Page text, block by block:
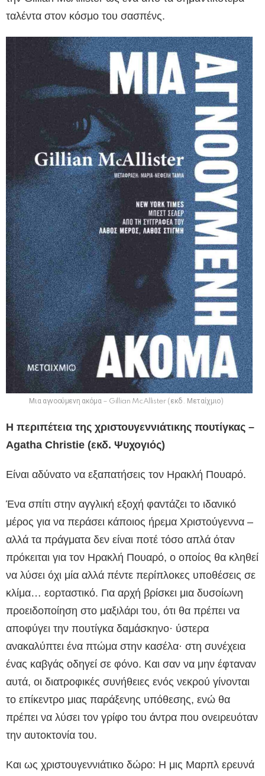
ταλέντα στον κόσμο του σασπένς.
Μια αγνοούμενη ακόμα – Gillian McAllister (εκδ. Μεταίχμιο)
Η περιπέτεια της χριστουγεννιάτικης πουτίγκας –
Agatha Christie (εκδ. Ψυχογιός)
Είναι αδύνατο να εξαπατήσεις τον Ηρακλή Πουαρό.
Ένα σπίτι στην αγγλική εξοχή φαντάζει το ιδανικό
μέρος για να περάσει κάποιος ήρεμα Χριστούγεννα –
αλλά τα πράγματα δεν είναι ποτέ τόσο απλά όταν
πρόκειται για τον Ηρακλή Πουαρό, ο οποίος θα κληθεί
να λύσει όχι μία αλλά πέντε περίπλοκες υποθέσεις σε
κλίμα… εορταστικό. Για αρχή βρίσκει μια δυσοίωνη
προειδοποίηση στο μαξιλάρι του, ότι θα πρέπει να
αποφύγει την πουτίγκα δαμάσκηνο· ύστερα
ανακαλύπτει ένα πτώμα στην κασέλα· στη συνέχεια
ένας καβγάς οδηγεί σε φόνο. Και σαν να μην έφταναν
αυτά, οι διατροφικές συνήθειες ενός νεκρού γίνονται
το επίκεντρο μιας παράξενης υπόθεσης, ενώ θα
πρέπει να λύσει τον γρίφο του άντρα που ονειρευόταν
την αυτοκτονία του.
Και ως χριστουγεννιάτικο δώρο: Η μις Μαρπλ ερευνά